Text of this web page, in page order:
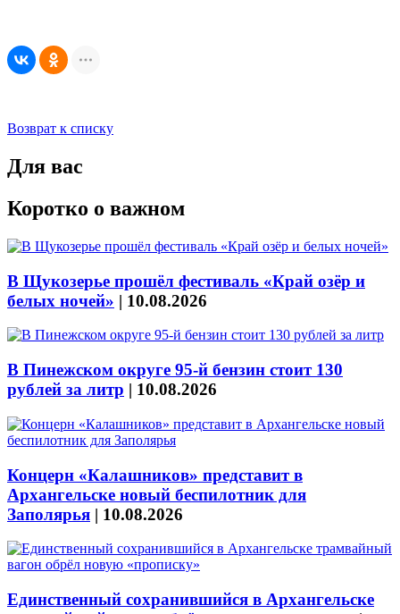
Возврат к списку
Для вас
Коротко о важном
В Щукозерье прошёл фестиваль «Край озёр и
белых ночей» | 10.08.2026
В Пинежском округе 95-й бензин стоит 130
рублей за литр | 10.08.2026
Концерн «Калашников» представит в
Архангельске новый беспилотник для
Заполярья | 10.08.2026
Единственный сохранившийся в Архангельске